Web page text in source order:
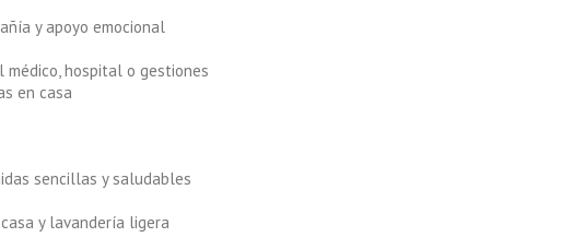
y apoyo emocional
médico, hospital o gestiones
en casa
sencillas y saludables
y lavandería ligera